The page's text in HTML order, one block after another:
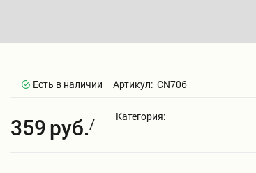
Есть в наличии Артикул: CN706
359 руб./ Категория: